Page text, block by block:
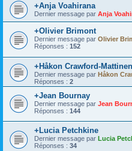
+Anja Voahirana
Dernier message par Anja
+Olivier Brimont
Dernier message par Olivier
Réponses : 152
+Håkon Crawford-Mattinen
Dernier message par Håkon
Réponses : 2
+Jean Bournay
Dernier message par Jean
Réponses : 144
+Lucia Petchkine
Dernier message par Lucia
Réponses : 34